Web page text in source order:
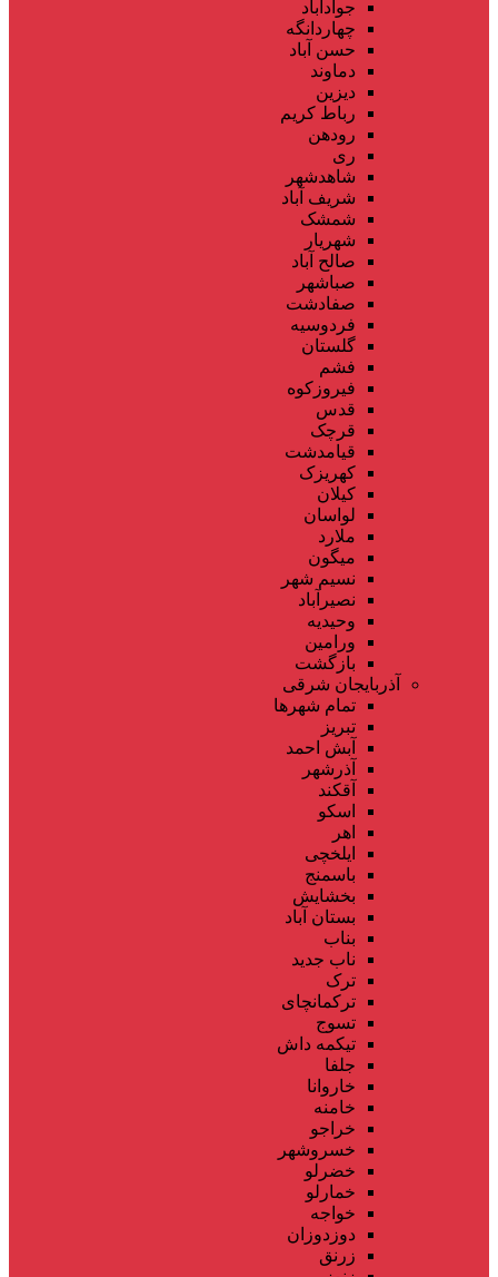
جوادآباد
چهاردانگه
حسن آباد
دماوند
دیزین
رباط کریم
رودهن
ری
شاهدشهر
شریف آباد
شمشک
شهریار
صالح آباد
صباشهر
صفادشت
فردوسیه
گلستان
فشم
فیروزکوه
قدس
قرچک
قیامدشت
کهریزک
کیلان
لواسان
ملارد
میگون
نسیم شهر
نصیرآباد
وحیدیه
ورامین
بازگشت
آذربایجان شرقی
تمام شهر‌ها
تبریز
آبش احمد
آذرشهر
آقکند
اسکو
اهر
ایلخچی
باسمنج
بخشایش
بستان آباد
بناب
ناب جدید
ترک
ترکمانچای
تسوج
تیکمه داش
جلفا
خاروانا
خامنه
خراجو
خسروشهر
خضرلو
خمارلو
خواجه
دوزدوزان
زرنق